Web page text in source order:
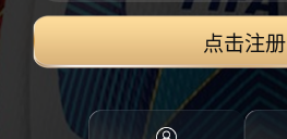
点击注册